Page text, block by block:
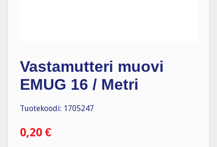
Vastamutteri muovi
EMUG 16 / Metri
Tuotekoodi: 1705247
0,20 €